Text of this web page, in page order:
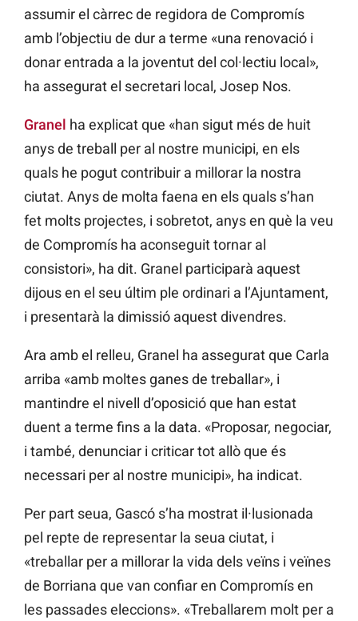
assumir el càrrec de regidora de Compromís
amb l’objectiu de dur a terme «una renovació i
donar entrada a la joventut del col·lectiu local»,
ha assegurat el secretari local, Josep Nos.
Granel ha explicat que «han sigut més de huit
anys de treball per al nostre municipi, en els
quals he pogut contribuir a millorar la nostra
ciutat. Anys de molta faena en els quals s’han
fet molts projectes, i sobretot, anys en què la veu
de Compromís ha aconseguit tornar al
consistori», ha dit. Granel participarà aquest
dijous en el seu últim ple ordinari a l’Ajuntament,
i presentarà la dimissió aquest divendres.
Ara amb el relleu, Granel ha assegurat que Carla
arriba «amb moltes ganes de treballar», i
mantindre el nivell d’oposició que han estat
duent a terme fins a la data. «Proposar, negociar,
i també, denunciar i criticar tot allò que és
necessari per al nostre municipi», ha indicat.
Per part seua, Gascó s’ha mostrat il·lusionada
pel repte de representar la seua ciutat, i
«treballar per a millorar la vida dels veïns i veïnes
de Borriana que van confiar en Compromís en
les passades eleccions». «Treballarem molt per a